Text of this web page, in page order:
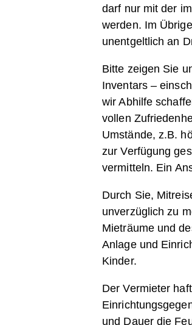
darf nur mit der
werden. Im
unentgeltlich an
Bitte zeigen Sie
Inventars –
wir Abhilfe
vollen
Umstände, z.B.
zur Verfügung
vermitteln. Ein
Durch Sie,
unverzüglich zu
Mieträume und
Anlage und
Kinder.
Der Vermieter
und Dauer die